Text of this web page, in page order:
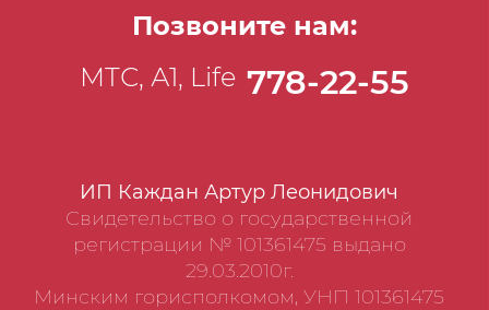
ИП Каждан Артур Леонидович
Свидетельство о государственной
регистрации № 101361475 выдано
29.03.2010г.
Минским горисполкомом, УНП 101361475
Позвоните нам:
МТС, А1, Life 778-22-55